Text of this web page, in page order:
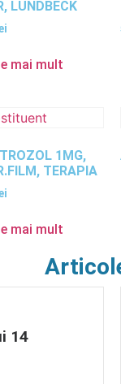
LUNDBECK
mai mult
1MG,
TERAPIA
mai mult
14